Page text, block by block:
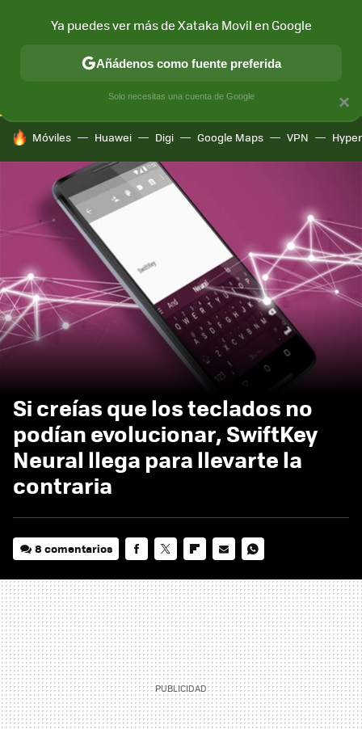
CONECTIVIDAD MÓVIL Y SOCIEDAD APLICACIONES
HOY SE HABLA DE
Móviles Huawei Digi Google Maps VPN
Si creías que los teclados no
podían evolucionar, SwiftKey
Neural llega para llevarte la
contraria
8 comentarios
MAIL
×
Ya puedes ver más de Xataka Movil en Google
Añádenos como fuente preferida
Solo necesitas una cuenta de Google